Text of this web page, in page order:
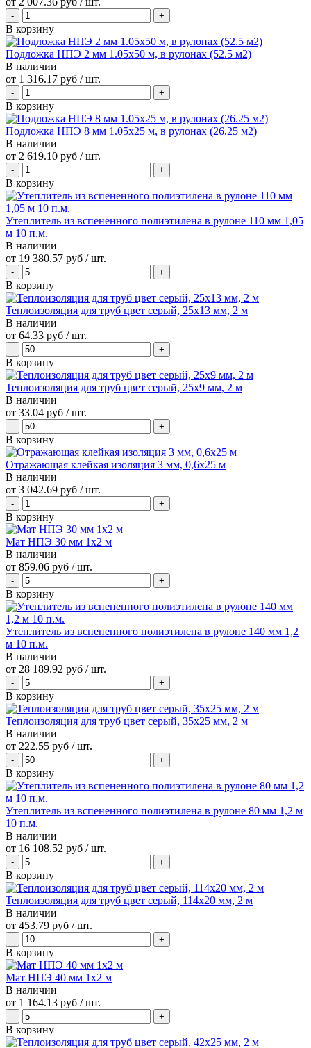
В корзину
Подложка НПЭ 2 мм 1.05х50 м, в рулонах (52.5 м2)
В наличии
от 1 316.17 руб / шт.
В корзину
Подложка НПЭ 8 мм 1.05х25 м, в рулонах (26.25 м2)
В наличии
от 2 619.10 руб / шт.
В корзину
Утеплитель из вспененного полиэтилена в рулоне 110 мм 1,05
м 10 п.м.
В наличии
от 19 380.57 руб / шт.
В корзину
Теплоизоляция для труб цвет серый, 25x13 мм, 2 м
В наличии
от 64.33 руб / шт.
В корзину
Теплоизоляция для труб цвет серый, 25x9 мм, 2 м
В наличии
от 33.04 руб / шт.
В корзину
Отражающая клейкая изоляция 3 мм, 0,6x25 м
В наличии
от 3 042.69 руб / шт.
В корзину
Мат НПЭ 30 мм 1х2 м
В наличии
от 859.06 руб / шт.
В корзину
Утеплитель из вспененного полиэтилена в рулоне 140 мм 1,2
м 10 п.м.
В наличии
от 28 189.92 руб / шт.
В корзину
Теплоизоляция для труб цвет серый, 35x25 мм, 2 м
В наличии
от 222.55 руб / шт.
В корзину
Утеплитель из вспененного полиэтилена в рулоне 80 мм 1,2 м
10 п.м.
В наличии
от 16 108.52 руб / шт.
В корзину
Теплоизоляция для труб цвет серый, 114x20 мм, 2 м
В наличии
от 453.79 руб / шт.
В корзину
Мат НПЭ 40 мм 1х2 м
В наличии
от 1 164.13 руб / шт.
В корзину